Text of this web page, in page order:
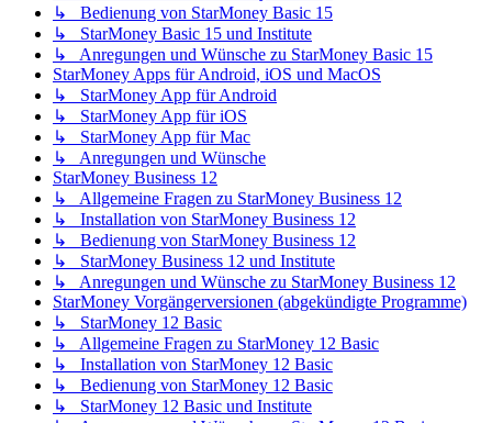
↳ Bedienung von StarMoney Basic 15
↳ StarMoney Basic 15 und Institute
↳ Anregungen und Wünsche zu StarMoney Basic 15
StarMoney Apps für Android, iOS und MacOS
↳ StarMoney App für Android
↳ StarMoney App für iOS
↳ StarMoney App für Mac
↳ Anregungen und Wünsche
StarMoney Business 12
↳ Allgemeine Fragen zu StarMoney Business 12
↳ Installation von StarMoney Business 12
↳ Bedienung von StarMoney Business 12
↳ StarMoney Business 12 und Institute
↳ Anregungen und Wünsche zu StarMoney Business 12
StarMoney Vorgängerversionen (abgekündigte Programme)
↳ StarMoney 12 Basic
↳ Allgemeine Fragen zu StarMoney 12 Basic
↳ Installation von StarMoney 12 Basic
↳ Bedienung von StarMoney 12 Basic
↳ StarMoney 12 Basic und Institute